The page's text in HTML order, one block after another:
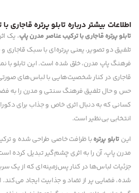
اطلاعات بیشتر درباره تابلو پرتره قاجاری
تابلو پرتره قاجاری با ترکیب عناصر مدرن پاپ، یک
تلفیق دو تصویر، یعنی پرتره‌ای با سبک قاجاری
فرهنگ پاپ مدرن، خلق شده است. این تابلو با
قاجاری در کنار شخصیت‌هایی با لباس‌های
حس و حال تلفیق فرهنگ سنتی و مدرن را به
کسانی که به دنبال اثری خاص و جذاب برای
انتخابی بی‌نظیر است.
اینتابلو پرترهبا ظرافت خاصی طراحی شده و
مدرن پاپ، آن را به اثری چشم‌گیر تبدیل کرده
جزئیات لباس‌ها در کنار پس‌زمینه‌ای که از یک
شده، فضایی پر از تضاد و جذابیت ایجاد می‌کند.